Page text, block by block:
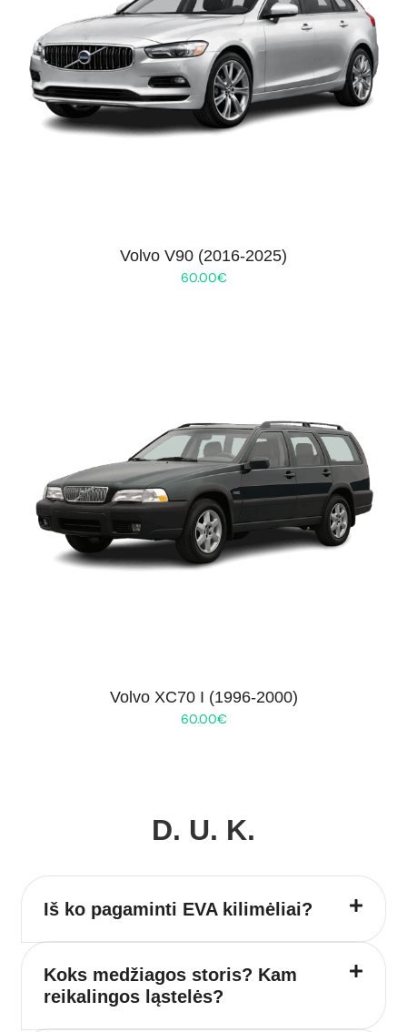
Volvo V90 (2016-2025)
60.00€
Volvo XC70 I (1996-2000)
60.00€
D. U. K.
Iš ko pagaminti EVA kilimėliai?
Koks medžiagos storis? Kam
reikalingos ląstelės?